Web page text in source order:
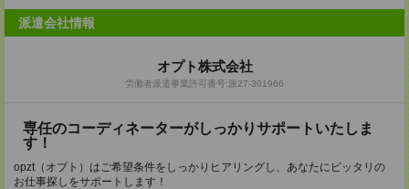
派遣会社情報
オプト株式会社
労働者派遣事業許可番号:派27-301966
専任のコーディネーターがしっかりサポートいたしま
す！
opzt（オプト）はご希望条件をしっかりヒアリングし、あなたにピッタリの
お仕事探しをサポートします！